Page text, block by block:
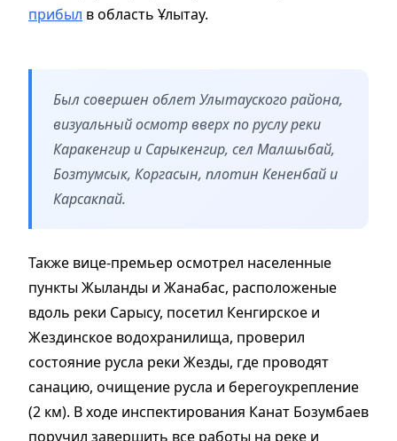
прибыл в область Ұлытау.
Был совершен облет Улытауского района,
визуальный осмотр вверх по руслу реки
Каракенгир и Сарыкенгир, сел Малшыбай,
Бозтумсык, Коргасын, плотин Кененбай и
Карсакпай.
Также вице-премьер осмотрел населенные
пункты Жыланды и Жанабас, расположеные
вдоль реки Сарысу, посетил Кенгирское и
Жездинское водохранилища, проверил
состояние русла реки Жезды, где проводят
санацию, очищение русла и берегоукрепление
(2 км). В ходе инспектирования Канат Бозумбаев
поручил завершить все работы на реке и